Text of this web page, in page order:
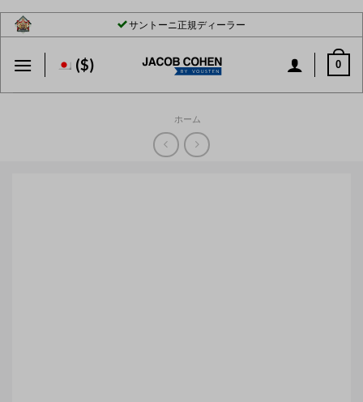
Skip
サントーニ正規ディーラー
($) 0
ホーム